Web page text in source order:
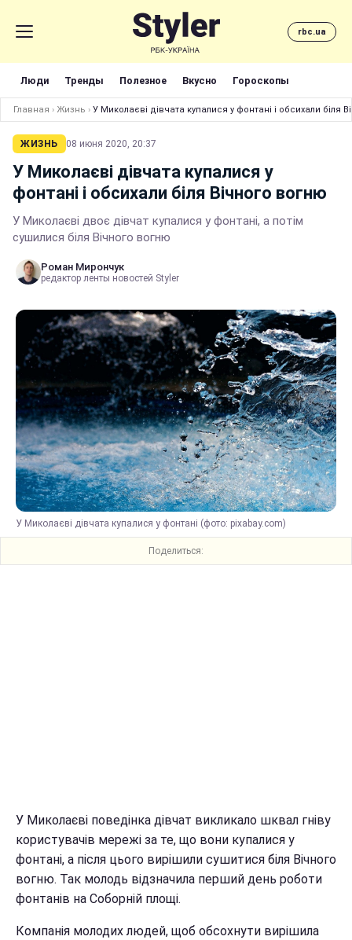
rbc.ua
Люди Тренды Полезное Вкусно Гороскопы
Главная › Жизнь › У Миколаєві дівчата купалися у фонтані і обсихали біля
ЖИЗНЬ 08 июня 2020, 20:37
У Миколаєві дівчата купалися у
фонтані і обсихали біля Вічного вогню
У Миколаєві двоє дівчат купалися у фонтані, а потім
сушилися біля Вічного вогню
Роман Мирончук
редактор ленты новостей Styler
У Миколаєві дівчата купалися у фонтані (фото: pixabay.com)
Поделиться:
У Миколаєві поведінка дівчат викликало шквал гніву
користувачів мережі за те, що вони купалися у
фонтані, а після цього вирішили сушитися біля Вічного
вогню. Так молодь відзначила перший день роботи
фонтанів на Соборній площі.
Компанія молодих людей, щоб обсохнути вирішила